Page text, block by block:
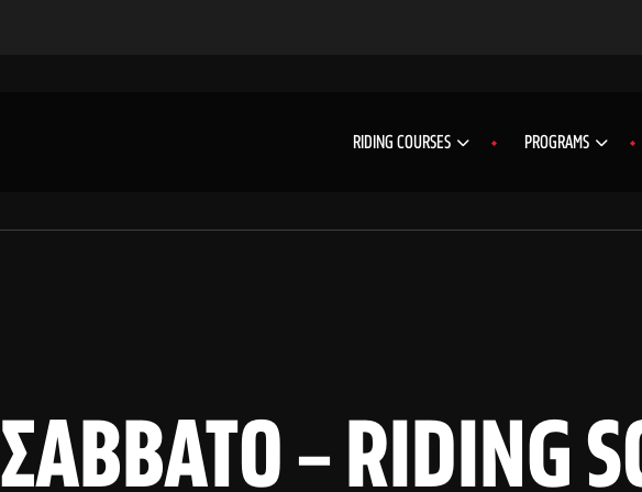
RIDING COURSES PROGRAMS
ΣΑΒΒΑΤΟ – RIDING